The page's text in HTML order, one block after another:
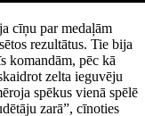
cīņu par medaļām
rezultātus. Tie bija
komandām, pēc kā
zelta ieguvēju
spēkus vienā spēlē
zarā”, cīnoties